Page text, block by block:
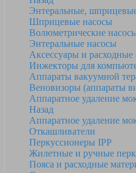
Энтеральные,
Шприцевые насосы
Волюметрические
Энтеральные насосы
Аксессуары и расходные
Инжекторы для
Аппараты вакуумной
Веновизоры (аппараты
Аппаратное удаление
Назад
Аппаратное удаление
Откашливатели
Перкуссионеры IPP
Жилетные и ручные
Пояса и расходные